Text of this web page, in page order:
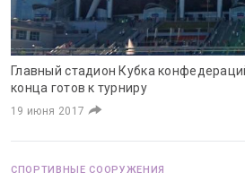
Главный стадион Кубка
конца готов к турниру
19 июня 2017
СПОРТИВНЫЕ СООРУЖЕНИЯ